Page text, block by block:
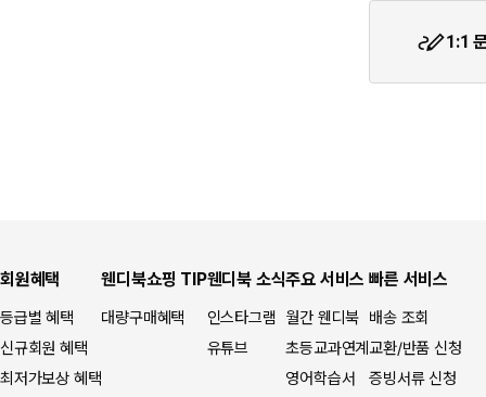
1:1
회원혜택
등급별 혜택
신규회원 혜택
최저가보상 혜택
웬디북쇼핑 TIP
대량구매혜택
웬디북 소식
인스타그램
유튜브
주요 서비스
월간 웬디북
초등교과연계
영어학습서
빠른 서비스
배송 조회
교환/반품 신청
증빙서류 신청